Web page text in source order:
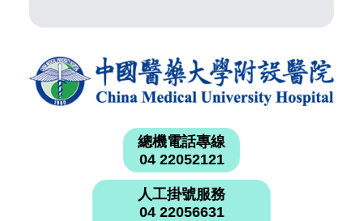
總機電話專線
04 22052121
人工掛號服務
04 22056631